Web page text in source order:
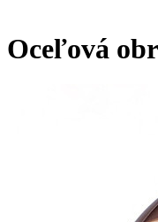
Oceľová